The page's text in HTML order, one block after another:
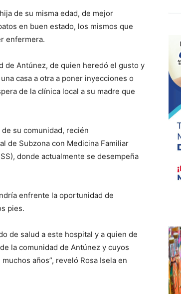
de su misma edad, de mejor
en buen estado, los mismos que
enfermera.
de Antúnez, de quien heredó el gusto y
casa a otra a poner inyecciones o
de la clínica local a su madre que
su comunidad, recién
de Subzona con Medicina Familiar
donde actualmente se desempeña
enfrente la oportunidad de
pies.
de salud a este hospital y a quien de
la comunidad de Antúnez y cuyos
años”, reveló Rosa Isela en